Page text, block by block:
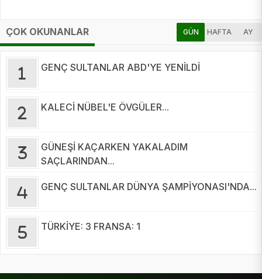
ÇOK OKUNANLAR GÜN HAFTA AY
GENÇ SULTANLAR ABD'YE YENİLDİ
KALECİ NÜBEL'E ÖVGÜLER...
GÜNEŞİ KAÇARKEN YAKALADIM
SAÇLARINDAN...
GENÇ SULTANLAR DÜNYA ŞAMPİYONASI'NDA...
TÜRKİYE: 3 FRANSA: 1